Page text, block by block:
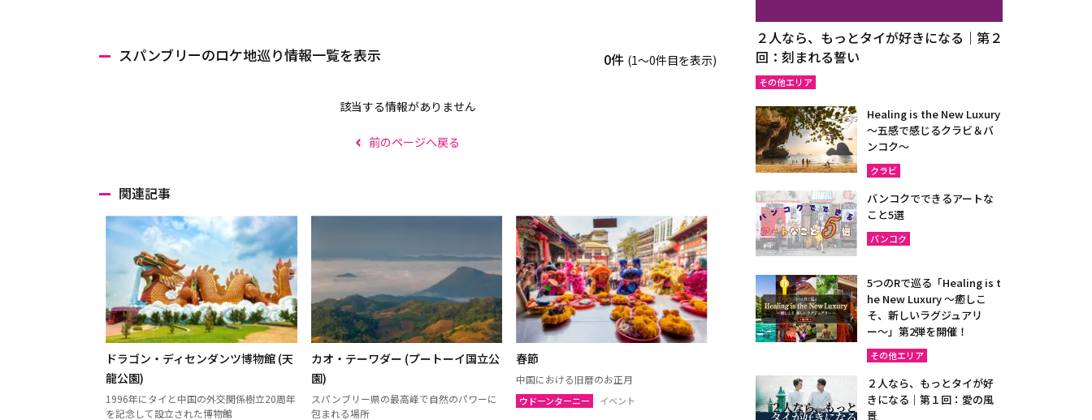
スパンブリーのロケ地巡り情報一覧を表示 0件 (1〜0件目を表示)
該当する情報がありません
前のページへ戻る
関連記事
ドラゴン・ディセンダンツ博物館 (天
龍公園)
1996年にタイと中国の外交関係樹立20周年
を記念して設立された博物館
カオ・テーワダー (プートーイ国立公
園)
スパンブリー県の最高峰で自然のパワーに
包まれる場所
春節
中国における旧暦のお正月
ウドーンターニー イベント
２人なら、もっとタイが好きになる｜第２
回：刻まれる誓い
その他エリア
Healing is the New Luxury
～五感で感じるクラビ＆バ
ンコク～
クラビ
バンコクでできるアートな
こと5選
バンコク
5つのRで巡る「Healing is t
he New Luxury ～癒しこ
そ、新しいラグジュアリ
ー〜」第2弾を開催！
その他エリア
２人なら、もっとタイが好
きになる｜第１回：愛の風
景